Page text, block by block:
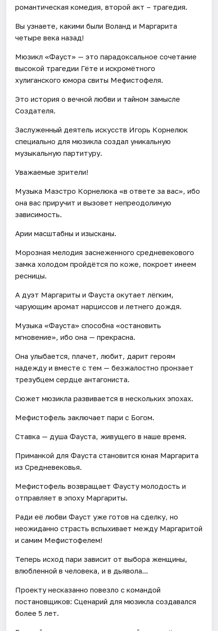
романтическая комедия, второй акт – трагедия.
Вы узнаете, какими были Воланд и Маргарита
четыре века назад!
Мюзикл «Фауст» — это парадоксальное сочетание
высокой трагедии Гёте и искромётного
хулиганского юмора свиты Мефистофеля.
Это история о вечной любви и тайном замысле
Создателя.
Заслуженный деятель искусств Игорь Корнелюк
специально для мюзикла создал уникальную
музыкальную партитуру.
Уважаемые зрители!
Музыка Маэстро Корнелюка «в ответе за вас», ибо
она вас приручит и вызовет непреодолимую
зависимость.
Арии масштабны и изысканы.
Морозная мелодия заснеженного средневекового
замка холодом пройдётся по коже, покроет инеем
ресницы.
А дуэт Маргариты и Фауста окутает лёгким,
чарующим аромат нарциссов и летнего дождя.
Музыка «Фауста» способна «остановить
мгновение», ибо она — прекрасна.
Она улыбается, плачет, любит, дарит героям
надежду и вместе с тем — безжалостно пронзает
трезубцем сердце антагониста.
Сюжет мюзикла развивается в нескольких эпохах.
Мефистофель заключает пари с Богом.
Ставка — душа Фауста, живущего в наше время.
Приманкой для Фауста становится юная Маргарита
из Средневековья.
Мефистофель возвращает Фаусту молодость и
отправляет в эпоху Маргариты.
Ради её любви Фауст уже готов на сделку, но
неожиданно страсть вспыхивает между Маргаритой
и самим Мефистофелем!
Теперь исход пари зависит от выбора женщины,
влюбленной в человека, и в дьявола...
Проекту несказанно повезло с командой
постановщиков: Сценарий для мюзикла создавался
более 5 лет.